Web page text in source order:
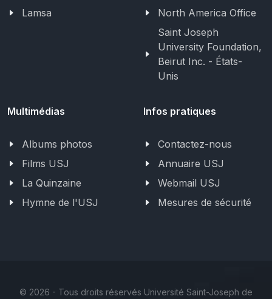
Lamsa
North America Office
Saint Joseph
University Foundation,
Beirut Inc. - États-
Unis
Multimédias
Albums photos
Films USJ
La Quinzaine
Hymne de l'USJ
Infos pratiques
Contactez-nous
Annuaire USJ
Webmail USJ
Mesures de sécurité
© 2026 - Tous droits réservés Université Saint-Joseph de